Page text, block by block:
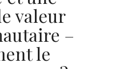
valeur
–
le